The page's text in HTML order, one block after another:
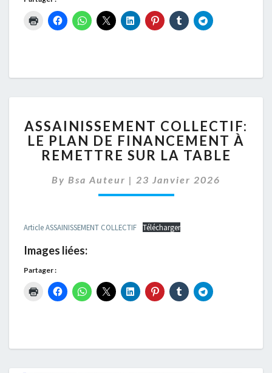
COLLECTIF:
LE
PLAN
FINANCEMENT
À
SUR
LA
ASSAINISSEMENT COLLECTIF:
LE PLAN DE FINANCEMENT À
REMETTRE SUR LA TABLE
By Bsa Auteur | 23 Janvier 2026
Article ASSAINISSEMENT COLLECTIF Télécharger
Images liées:
Partager :